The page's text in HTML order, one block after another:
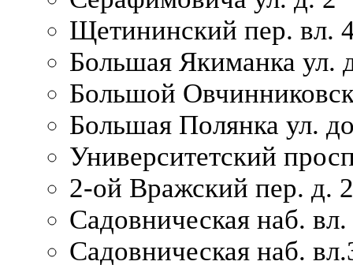
Щетининский пер. вл.
Большая Якиманка ул.
Большой
Большая Полянка ул.
Университетский
2-ой Вражский пер. д. 2
Садовническая наб.
Садовническая наб.